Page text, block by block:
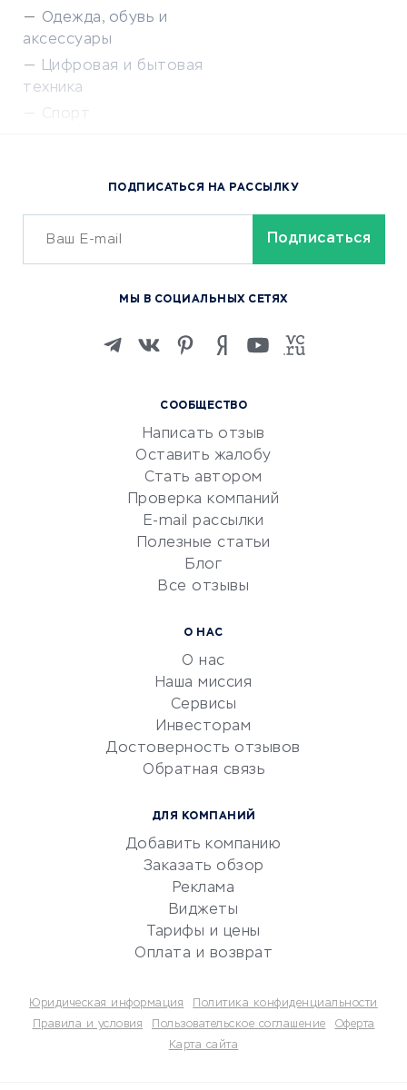
Одежда, обувь и
аксессуары
Цифровая и бытовая
техника
Спорт
Сервисы доставки
ОБУЧЕНИЕ И РАБОТА
Изучение иностранных
Маркетинг и продажи
Репетиторство
Красота и здоровье
Сервисы по поиску работы
Сетевой маркетинг
УСЛУГИ ДЛЯ БИЗНЕСА
документооборот
Юридические компании
Бухгалтерия онлайн
Потребительские кредиты
СООБЩЕСТВО
Написать отзыв
Оставить жалобу
Стать автором
Проверка компаний
E-mail рассылки
Полезные статьи
Блог
Все отзывы
О НАС
О нас
Наша миссия
Сервисы
Инвесторам
Достоверность отзывов
Обратная связь
ДЛЯ КОМПАНИЙ
Добавить компанию
Заказать обзор
Реклама
Виджеты
Тарифы и цены
Оплата и возврат
ПОДПИСАТЬСЯ НА РАССЫЛКУ
МЫ В СОЦИАЛЬНЫХ СЕТЯХ
Юридическая информация
Политика конфиденциальности
Правила и условия
Пользовательское соглашение
Оферта
Карта сайта